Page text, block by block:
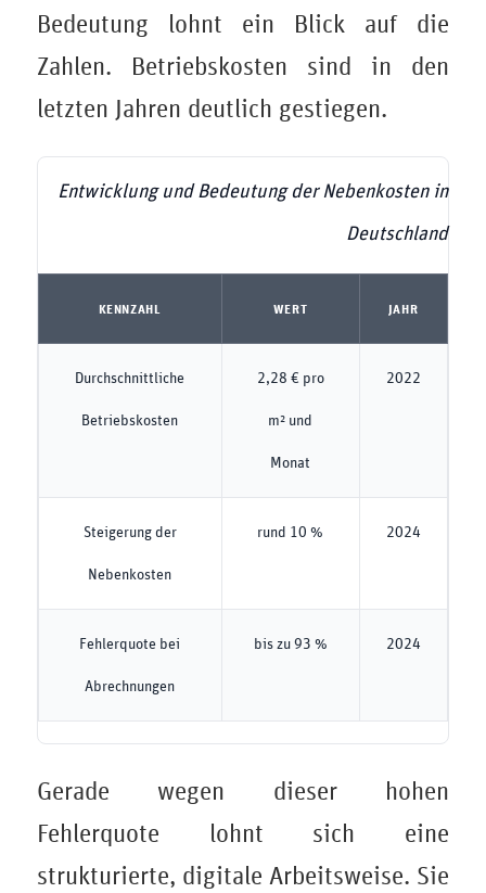
Bedeutung lohnt ein Blick auf die
Zahlen. Betriebskosten sind in den
letzten Jahren deutlich gestiegen.
Entwicklung und Bedeutung der Nebenkosten in
Deutschland
KENNZAHL WERT JAHR
Durchschnittliche
Betriebskosten
2,28 € pro
m² und
Monat
2022
Steigerung der
Nebenkosten
rund 10 % 2024
Fehlerquote bei
Abrechnungen
bis zu 93 % 2024
Gerade wegen dieser hohen
Fehlerquote lohnt sich eine
strukturierte, digitale Arbeitsweise. Sie